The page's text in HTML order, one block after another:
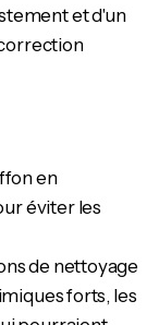
et d'un
en
éviter les
de nettoyage
forts, les